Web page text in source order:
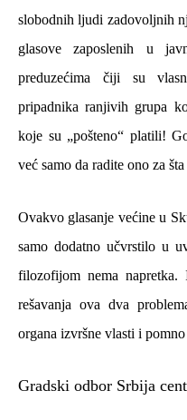
slobodnih ljudi zadovoljnih
glasove zaposlenih u
preduzećima čiji su
pripadnika ranjivih grupa
koje su „pošteno“ platili!
već samo da radite ono za
Ovakvo glasanje većine u
samo dodatno učvrstilo u
filozofijom nema napretka.
rešavanja ova dva
organa izvršne vlasti i
Gradski odbor Srbija